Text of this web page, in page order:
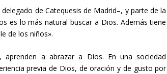
de Catequesis de Madrid–, y parte de la
es lo más natural buscar a Dios. Además tiene
de los niños».
a abrazar a Dios. En una sociedad
previa de Dios, de oración y de gusto por